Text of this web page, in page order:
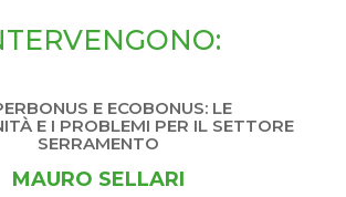
E ECOBONUS: LE
E I PROBLEMI PER IL SETTORE
SERRAMENTO
MAURO SELLARI